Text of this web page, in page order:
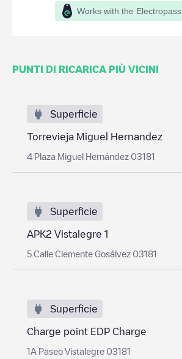
Works with the Electropass
PUNTI DI RICARICA PIÙ VICINI
Superficie
Torrevieja Miguel Hernandez
4 Plaza Miguel Hernández 03181
Superficie
APK2 Vistalegre 1
5 Calle Clemente Gosálvez 03181
Superficie
Charge point EDP Charge
1A Paseo Vistalegre 03181